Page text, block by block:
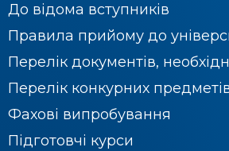
До відома вступників
Правила прийому до
Перелік документів,
Перелік конкурних
Фахові випробування
Підготовчі курси